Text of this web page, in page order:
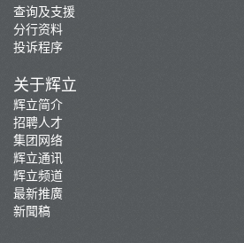
查询及支援
分行资料
投诉程序
关于辉立
辉立简介
招聘人才
集团网络
辉立通讯
辉立频道
最新推廣
新聞稿